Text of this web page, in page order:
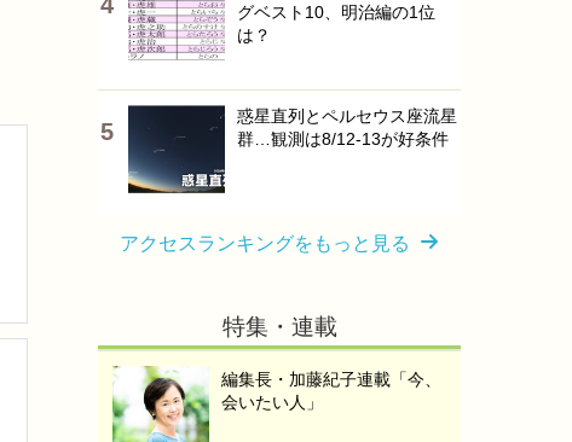
グベスト10、明治編の1位
は？
惑星直列とペルセウス座流星
群…観測は8/12-13が好条件
アクセスランキングをもっと見る
特集・連載
編集長・加藤紀子連載「今、
会いたい人」